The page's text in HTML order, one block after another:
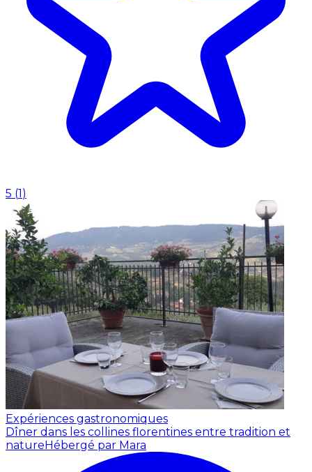
5 (1)
Expériences gastronomiques
Dîner dans les collines florentines entre tradition et
natureHébergé par Mara